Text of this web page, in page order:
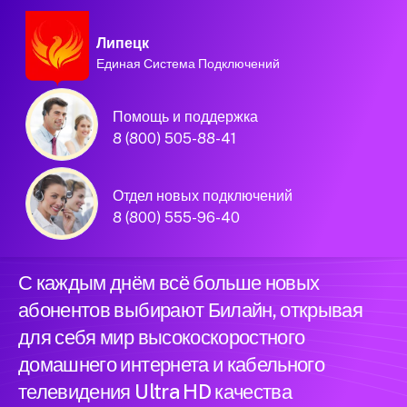
Липецк
Единая Система Подключений
Помощь и поддержка
8 (800) 505-88-41
Отдел новых подключений
8 (800) 555-96-40
Домашний интернет и
телевидение
Билайн в городе
Липецк
С каждым днём всё больше новых
абонентов выбирают Билайн, открывая
для себя мир высокоскоростного
домашнего интернета и кабельного
телевидения Ultra HD качества